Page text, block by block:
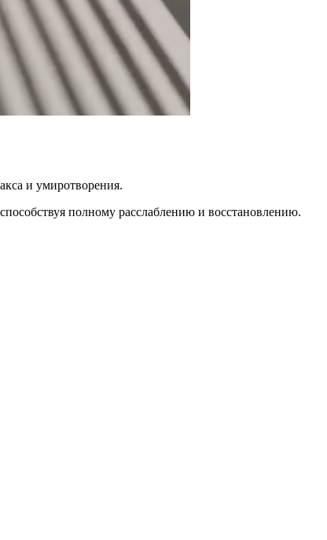
и умиротворения.
полному расслаблению и восстановлению.